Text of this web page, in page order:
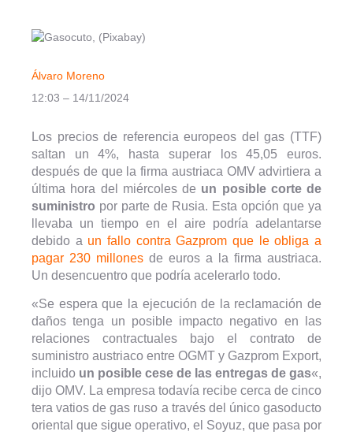
Álvaro Moreno
12:03 – 14/11/2024
Los precios de referencia europeos del gas (TTF)
saltan un 4%, hasta superar los 45,05 euros.
después de que la firma austriaca OMV advirtiera a
última hora del miércoles de un posible corte de
suministro por parte de Rusia. Esta opción que ya
llevaba un tiempo en el aire podría adelantarse
debido a un fallo contra Gazprom que le obliga a
pagar 230 millones de euros a la firma austriaca.
Un desencuentro que podría acelerarlo todo.
«Se espera que la ejecución de la reclamación de
daños tenga un posible impacto negativo en las
relaciones contractuales bajo el contrato de
suministro austriaco entre OGMT y Gazprom Export,
incluido un posible cese de las entregas de gas«,
dijo OMV. La empresa todavía recibe cerca de cinco
tera vatios de gas ruso a través del único gasoducto
oriental que sigue operativo, el Soyuz, que pasa por